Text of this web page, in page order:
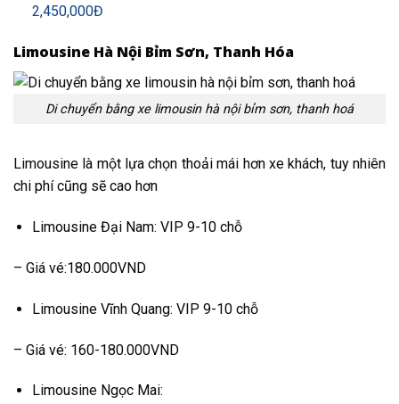
2,450,000Đ
Limousine Hà Nội Bỉm Sơn, Thanh Hóa
Di chuyển bằng xe limousin hà nội bỉm sơn, thanh hoá
Limousine là một lựa chọn thoải mái hơn xe khách, tuy nhiên
chi phí cũng sẽ cao hơn
Limousine Đại Nam: VIP 9-10 chỗ
– Giá vé:180.000VND
Limousine Vĩnh Quang: VIP 9-10 chỗ
– Giá vé: 160-180.000VND
Limousine Ngọc Mai: